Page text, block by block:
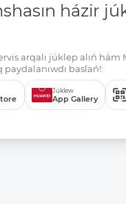
házir
arqalı júklep alıń hám
baslań!:
Júklew
App Gallery